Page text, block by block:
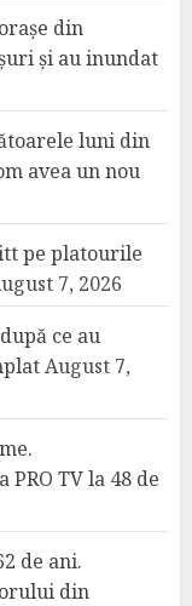
din
și au inundat
luni din
avea un nou
pe platourile
7, 2026
ce au
August 7,
TV la 48 de
de ani.
din